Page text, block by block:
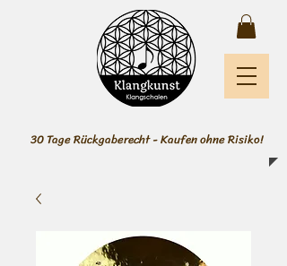
30 Tage Rückgaberecht - Kaufen ohne Risiko!